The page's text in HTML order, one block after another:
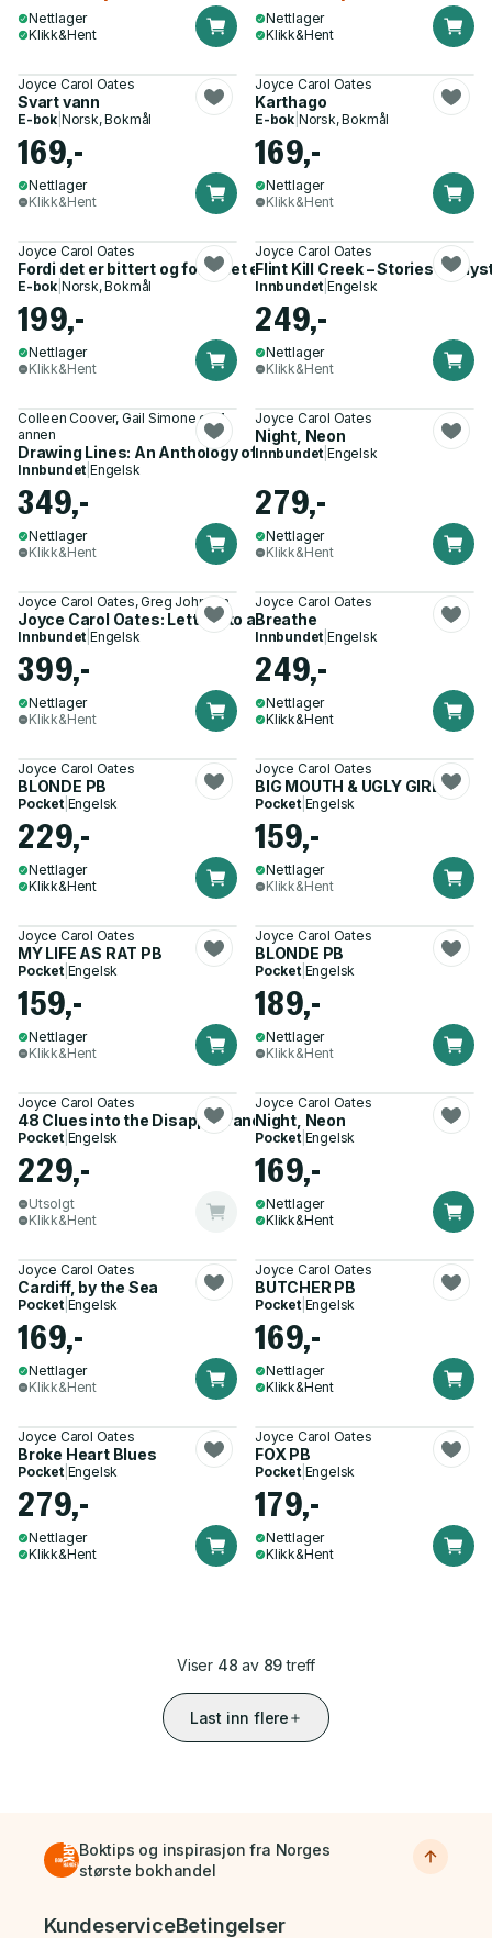
Nettlager
Klikk&Hent
Nettlager
Klikk&Hent
Joyce Carol Oates
Svart vann
E-bok Norsk, Bokmål
169,-
Nettlager
Klikk&Hent
Joyce Carol Oates
Karthago
E-bok Norsk, Bokmål
169,-
Nettlager
Klikk&Hent
Joyce Carol Oates
Fordi det er bittert og fordi det er mitt hjerte
E-bok Norsk, Bokmål
199,-
Nettlager
Klikk&Hent
Joyce Carol Oates
Flint Kill Creek – Stories of
Innbundet |Engelsk
249,-
Nettlager
Klikk&Hent
Colleen Coover, Gail Simone og 1
annen
Drawing Lines: An Anthology of Women Cartoonists
Innbundet |Engelsk
349,-
Nettlager
Klikk&Hent
Joyce Carol Oates
Night, Neon
Innbundet |Engelsk
279,-
Nettlager
Klikk&Hent
Joyce Carol Oates, Greg Johnson
Joyce Carol Oates: Letters to a Biographer
Innbundet |Engelsk
399,-
Nettlager
Klikk&Hent
Joyce Carol Oates
Breathe
Innbundet |Engelsk
249,-
Nettlager
Klikk&Hent
Joyce Carol Oates
BLONDE PB
Pocket| Engelsk
229,-
Nettlager
Klikk&Hent
Joyce Carol Oates
BIG MOUTH & UGLY GIRL PB
Pocket| Engelsk
159,-
Nettlager
Klikk&Hent
Joyce Carol Oates
MY LIFE AS RAT PB
Pocket| Engelsk
159,-
Nettlager
Klikk&Hent
Joyce Carol Oates
BLONDE PB
Pocket| Engelsk
189,-
Nettlager
Klikk&Hent
Joyce Carol Oates
48 Clues into the Disappearance of My Sister
Pocket| Engelsk
229,-
Utsolgt
Klikk&Hent
Joyce Carol Oates
Night, Neon
Pocket| Engelsk
169,-
Nettlager
Klikk&Hent
Joyce Carol Oates
Cardiff, by the Sea
Pocket| Engelsk
169,-
Nettlager
Klikk&Hent
Joyce Carol Oates
BUTCHER PB
Pocket| Engelsk
169,-
Nettlager
Klikk&Hent
Joyce Carol Oates
Broke Heart Blues
Pocket| Engelsk
279,-
Nettlager
Klikk&Hent
Joyce Carol Oates
FOX PB
Pocket| Engelsk
179,-
Nettlager
Klikk&Hent
Viser 48 av 89treff
Last inn flere
Boktips og inspirasjon fra Norges
største bokhandel
Bunnmeny
KundeserviceBetingelser